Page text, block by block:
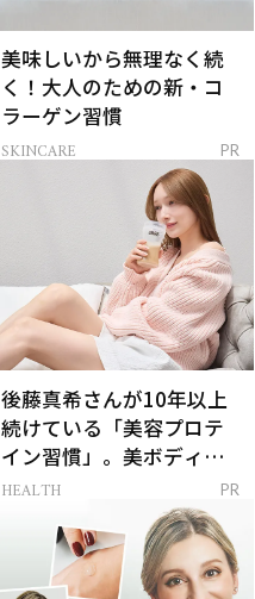
美味しいから無理なく続
く！大人のための新・コ
ラーゲン習慣
SKINCARE PR
後藤真希さんが10年以上
続けている「美容プロテ
イン習慣」。美ボディを
支える朝ルーティンと
HEALTH PR